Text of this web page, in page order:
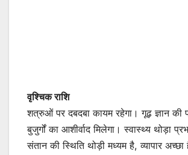
वृश्चिक राशि
शत्रुओं पर दबदबा कायम रहेगा। गूढ़ ज्ञान की
बुजुर्गों का आशीर्वाद मिलेगा। स्वास्थ्य थोड़ा
संतान की स्थिति थोड़ी मध्यम है, व्यापार